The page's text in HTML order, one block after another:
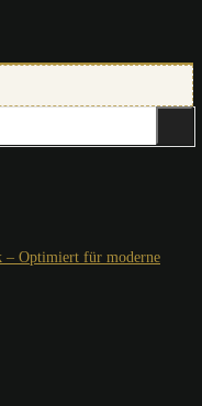
– Optimiert für moderne